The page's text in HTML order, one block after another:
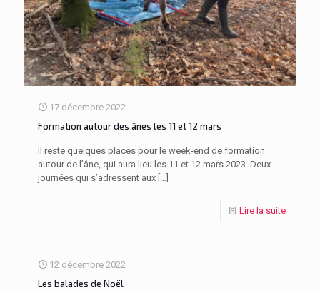
17 décembre 2022
Formation autour des ânes les 11 et 12 mars
Il reste quelques places pour le week-end de formation
autour de l’âne, qui aura lieu les 11 et 12 mars 2023. Deux
journées qui s’adressent aux […]
Lire la suite
12 décembre 2022
Les balades de Noël